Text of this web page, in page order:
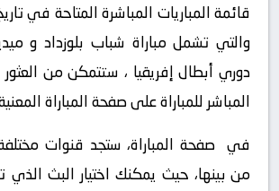
والتي تشمل مباراة شباب بلوزداد و
دوري أبطال إفريقيا ، ستتمكن من
المباشر للمباراة على صفحة المباراة
في صفحة المباراة، ستجد قنوات مختلفة
من بينها، حيث يمكنك اختيار البث